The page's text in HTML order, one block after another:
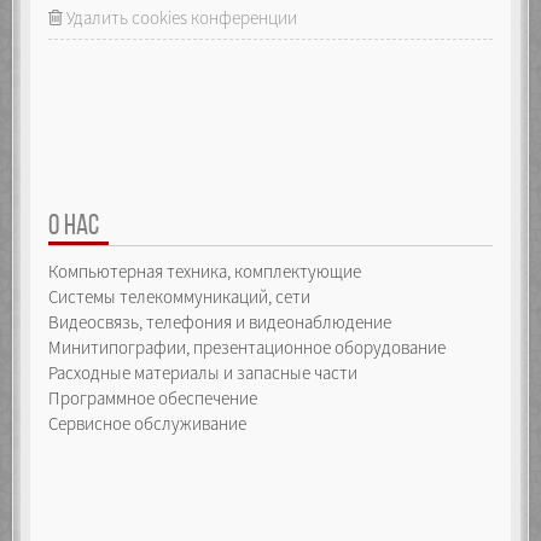
defineIndexProperty(index);
raiseEvent({
});
Object.defineProperty(_self, "pop", {
configurable: false,
enumerable: false,
writable: false,
value: function() {
if (_array.length > -1) {
var index = _array.length - 1,
item = _array.pop();
delete _self[index];
raiseEvent({
Удалить cookies конференции
О НАС
Компьютерная техника, комплектующие
Системы телекоммуникаций, сети
Видеосвязь, телефония и видеонаблюдение
Минитипографии, презентационное оборудование
Расходные материалы и запасные части
Программное обеспечение
Сервисное обслуживание